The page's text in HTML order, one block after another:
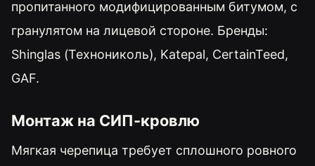
пропитанного модифицированным битумом, с
гранулятом на лицевой стороне. Бренды:
Shinglas (Технониколь), Katepal, CertainTeed,
GAF.
Монтаж на СИП-кровлю
Мягкая черепица требует сплошного ровного